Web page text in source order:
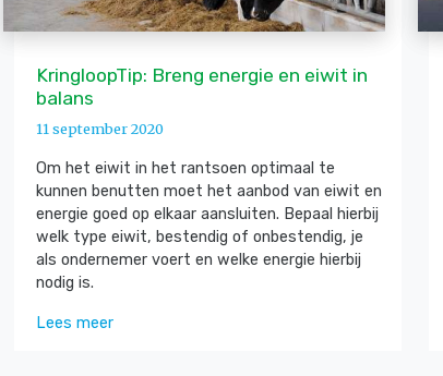
KringloopTip: Breng energie en eiwit in
balans
11 september 2020
Om het eiwit in het rantsoen optimaal te
kunnen benutten moet het aanbod van eiwit en
energie goed op elkaar aansluiten. Bepaal hierbij
welk type eiwit, bestendig of onbestendig, je
als ondernemer voert en welke energie hierbij
nodig is.
Lees meer